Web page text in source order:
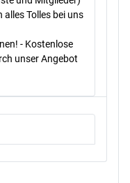
Tolles bei uns
- Kostenlose
unser Angebot